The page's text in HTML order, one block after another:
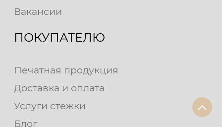
Вакансии
ПОКУПАТЕЛЮ
Печатная продукция
Доставка и оплата
Услуги стежки
Блог